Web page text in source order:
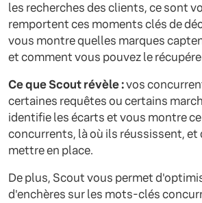
les recherches des clients, ce sont
remportent ces moments clés de
vous montre quelles marques
et comment vous pouvez le
Ce que Scout révèle :vos
certaines requêtes ou certains
identifie les écarts et vous montre
concurrents, là où ils réussissent, et
mettre en place.
De plus, Scout vous permet
d'enchères sur les mots-clés